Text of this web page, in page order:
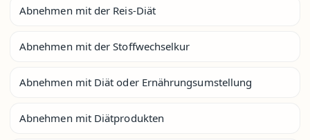
Abnehmen mit der Reis-Diät
Abnehmen mit der Stoffwechselkur
Abnehmen mit Diät oder Ernährungsumstellung
Abnehmen mit Diätprodukten